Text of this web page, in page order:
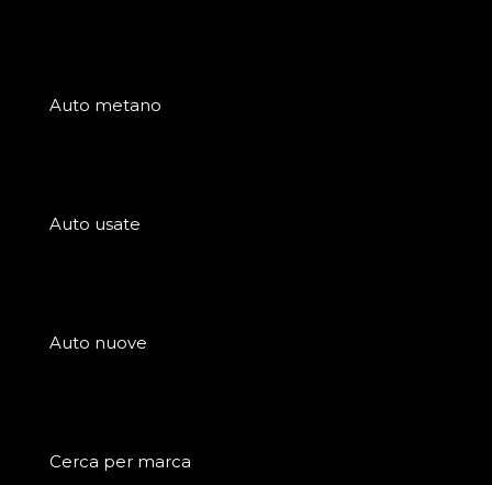
Auto metano
Auto usate
Auto nuove
Cerca per marca